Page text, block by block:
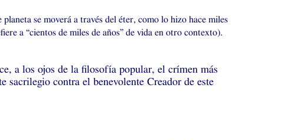
se moverá a través del éter, como lo hizo hace miles
a “cientos de miles de años” de vida en otro contexto).
a los ojos de la filosofía popular, el crímen más
sacrilegio contra el benevolente Creador de este